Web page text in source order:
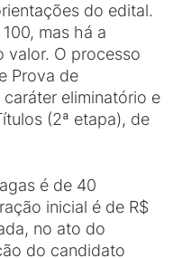
do edital.
mas há a
valor. O processo
Prova de
caráter eliminatório e
(2ª etapa), de
é de 40
inicial é de R$
no ato do
do candidato